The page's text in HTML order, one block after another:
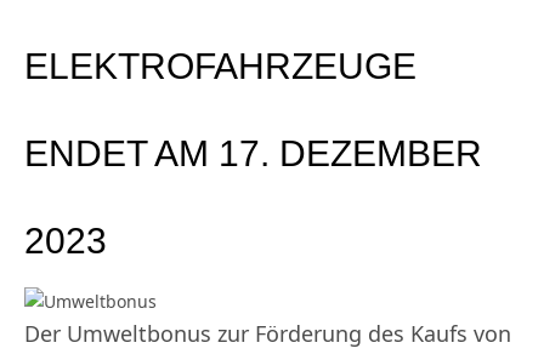
ELEKTROFAHRZEUGE
ENDET AM 17. DEZEMBER
2023
Der Umweltbonus zur Förderung des Kaufs von